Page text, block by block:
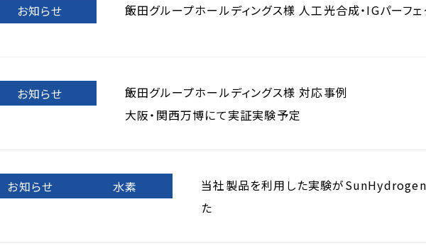
お知らせ 飯田グループホールディングス様 人工光合成・IGパーフ
お知らせ
飯田グループホールディングス様 対応事例
大阪・関西万博にて実証実験予定
お知らせ 水素
当社製品を利用した実験が
た